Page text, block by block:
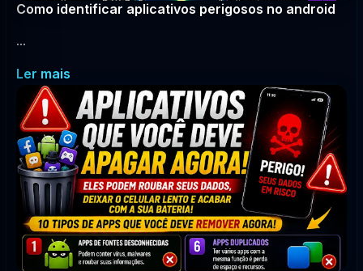
Como identificar aplicativos perigosos no android
...
Ler mais